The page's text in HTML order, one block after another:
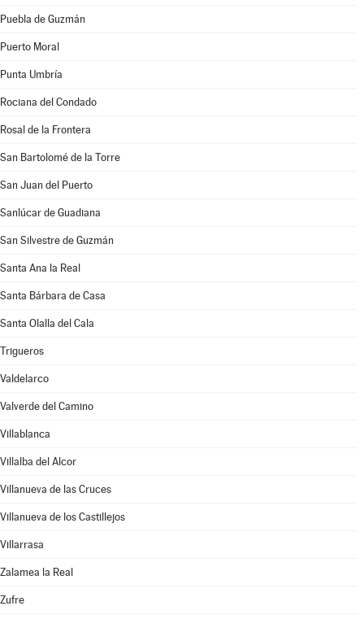
Puebla de Guzmán
Puerto Moral
Punta Umbría
Rociana del Condado
Rosal de la Frontera
San Bartolomé de la Torre
San Juan del Puerto
Sanlúcar de Guadiana
San Silvestre de Guzmán
Santa Ana la Real
Santa Bárbara de Casa
Santa Olalla del Cala
Trigueros
Valdelarco
Valverde del Camino
Villablanca
Villalba del Alcor
Villanueva de las Cruces
Villanueva de los Castillejos
Villarrasa
Zalamea la Real
Zufre